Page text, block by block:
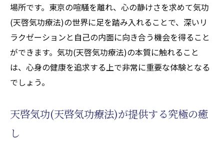
場所です。東京の喧騒を離れ、心の静けさを求めて気功
(天啓気功療法)の世界に足を踏み入れることで、深いリ
ラクゼーションと自己の内面に向き合う機会を得ること
ができます。気功(天啓気功療法)の本質に触れること
は、心身の健康を追求する上で非常に重要な体験となる
でしょう。
天啓気功(天啓気功療法)が提供する究極の癒
し